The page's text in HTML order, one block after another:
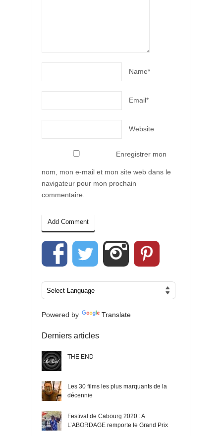
Name*
Email*
Website
Enregistrer mon
nom, mon e-mail et mon site web dans le
navigateur pour mon prochain
commentaire.
Powered by Translate
Derniers articles
THE END
Les 30 films les plus marquants de la
décennie
Festival de Cabourg 2020 : A
L’ABORDAGE remporte le Grand Prix